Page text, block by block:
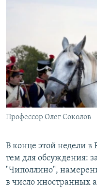
ПОДПИШИТЕСЬ НА
СОЦИАЛЬНЫЕ СЕТИ
Профессор Олег Соколов
В конце этой недели в
тем для обсуждения:
"Чиполлино",
в число иностранных